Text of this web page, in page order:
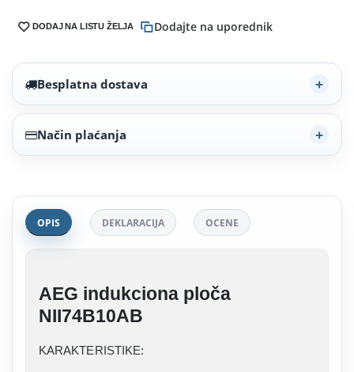
DODAJ NA LISTU ŽELJA Dodajte na uporednik
Besplatna dostava
Način plaćanja
OPIS DEKLARACIJA OCENE
AEG indukciona ploča
NII74B10AB
KARAKTERISTIKE: